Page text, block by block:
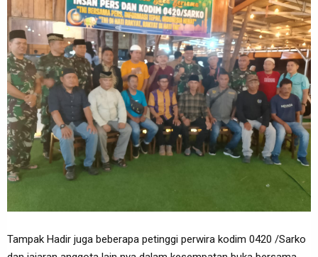
Tampak Hadir juga beberapa petinggi perwira kodim 0420 /Sarko